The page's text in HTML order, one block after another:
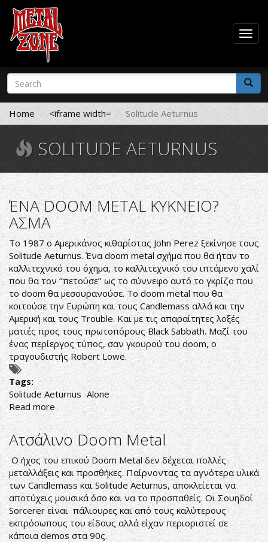
Skip
main
content
Search
form
Search
Home <iframe width= Solitude Aeturnus
SOLITUDE AETURNUS
ΈΝΑ DOOM METAL ΚΥΚΝΕΙΟ?
ΑΣΜΑ
Το 1987 ο Αμερικάνος κιθαρίστας John Perez ξεκίνησε τους
Solitude Aeturnus. Ένα doom metal σχήμα που θα ήταν το
καλλιτεχνικό του όχημα, το καλλιτεχνικό του ιπτάμενο χαλί
που θα τον ‘’πετούσε’’ ως το σύννεφο αυτό το γκρίζο που
το doom θα μεσουρανούσε. Το doom metal που θα
κοιτούσε την Ευρώπη και τους Candlemass αλλά και την
Αμερική και τους Trouble. Και με τις απαραίτητες λοξές
ματιές προς τους πρωτοπόρους Black Sabbath. Μαζί του
ένας περίεργος τύπος, σαν γκουρού του doom, ο
τραγουδιστής Robert Lowe.
Tags:
Solitude Aeturnus Alone
Read more about
ΈΝΑ
DOOM
METAL
ΚΥΚΝΕΙΟ?
ΑΣΜΑ
Ατσάλινο Doom Metal
Ο ήχος του επικού Doom Metal δεν δέχεται πολλές
μεταλλάξεις και προσθήκες. Παίρνοντας τα αγνότερα υλικά
των Candlemass και Solitude Aeturnus, αποκλείεται να
αποτύχεις μουσικά όσο και να το προσπαθείς. Οι Σουηδοί
Sorcerer είναι πάλιουρες και από τους καλύτερους
εκπρόσωπους του είδους αλλά είχαν περιοριστεί σε
κάποια demos στα 90ς.